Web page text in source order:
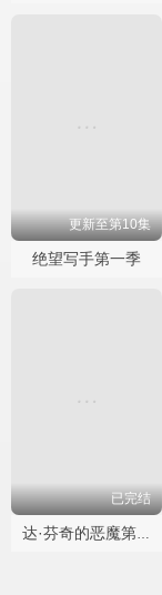
更新至第10集
绝望写手第一季
已完结
达·芬奇的恶魔第二季